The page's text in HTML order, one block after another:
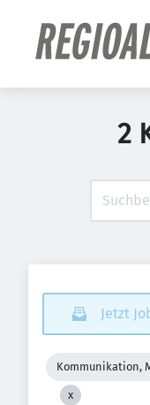
2
Jetzt
Kommunikation,